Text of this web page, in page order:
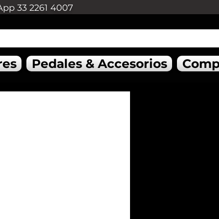
33 2261 4007
Pedales & Accesorios